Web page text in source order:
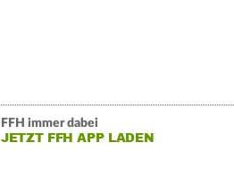
FFH immer dabei
JETZT FFH APP LADEN